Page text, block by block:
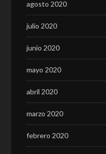
agosto 2020
julio 2020
junio 2020
mayo 2020
abril 2020
marzo 2020
febrero 2020